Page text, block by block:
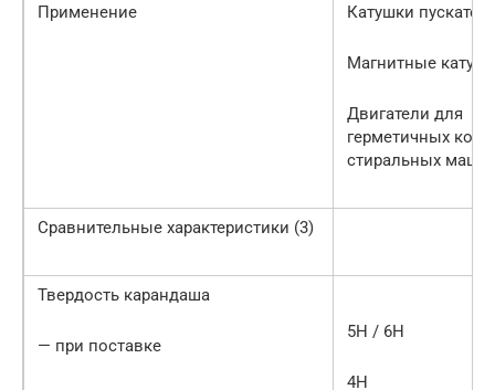
Применение Катушки
Магнитные
Двигатели для
герметичных
стиральных
Сравнительные характеристики (3)
Твердость карандаша
— при поставке
5H / 6H
4H